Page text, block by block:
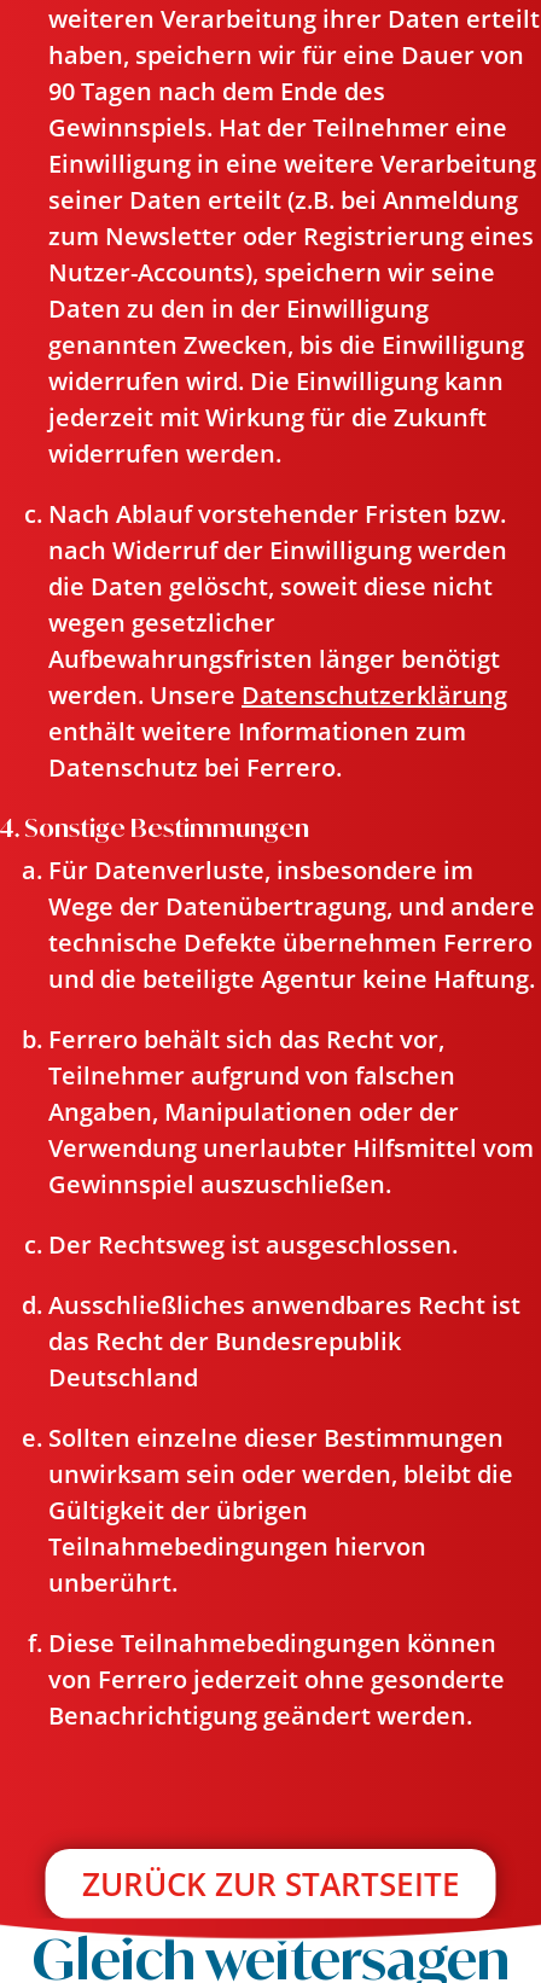
weiteren Verarbeitung ihrer Daten erteilt
haben, speichern wir für eine Dauer von
90 Tagen nach dem Ende des
Gewinnspiels. Hat der Teilnehmer eine
Einwilligung in eine weitere Verarbeitung
seiner Daten erteilt (z.B. bei Anmeldung
zum Newsletter oder Registrierung eines
Nutzer-Accounts), speichern wir seine
Daten zu den in der Einwilligung
genannten Zwecken, bis die Einwilligung
widerrufen wird. Die Einwilligung kann
jederzeit mit Wirkung für die Zukunft
widerrufen werden.
Nach Ablauf vorstehender Fristen bzw.
nach Widerruf der Einwilligung werden
die Daten gelöscht, soweit diese nicht
wegen gesetzlicher
Aufbewahrungsfristen länger benötigt
werden. Unsere Datenschutzerklärung
enthält weitere Informationen zum
Datenschutz bei Ferrero.
4. Sonstige Bestimmungen
Für Datenverluste, insbesondere im
Wege der Datenübertragung, und andere
technische Defekte übernehmen Ferrero
und die beteiligte Agentur keine Haftung.
Ferrero behält sich das Recht vor,
Teilnehmer aufgrund von falschen
Angaben, Manipulationen oder der
Verwendung unerlaubter Hilfsmittel vom
Gewinnspiel auszuschließen.
Der Rechtsweg ist ausgeschlossen.
Ausschließliches anwendbares Recht ist
das Recht der Bundesrepublik
Deutschland
Sollten einzelne dieser Bestimmungen
unwirksam sein oder werden, bleibt die
Gültigkeit der übrigen
Teilnahmebedingungen hiervon
unberührt.
Diese Teilnahmebedingungen können
von Ferrero jederzeit ohne gesonderte
Benachrichtigung geändert werden.
ZURÜCK ZUR STARTSEITE
Gleich weitersagen